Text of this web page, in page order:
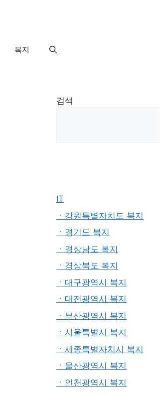
복지
검색
IT
ㆍ강원특별자치도 복지
ㆍ경기도 복지
ㆍ경상남도 복지
ㆍ경상북도 복지
ㆍ대구광역시 복지
ㆍ대전광역시 복지
ㆍ부산광역시 복지
ㆍ서울특별시 복지
ㆍ세종특별자치시 복지
ㆍ울산광역시 복지
ㆍ인천광역시 복지